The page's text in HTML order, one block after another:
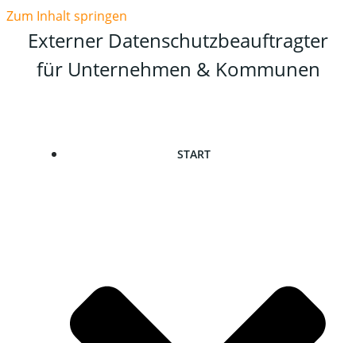
Zum Inhalt springen
Externer Datenschutzbeauftragter
für Unternehmen & Kommunen
START